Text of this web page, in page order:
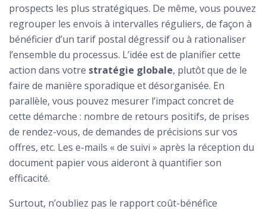
prospects les plus stratégiques. De même, vous pouvez
regrouper les envois à intervalles réguliers, de façon à
bénéficier d’un tarif postal dégressif ou à rationaliser
l’ensemble du processus. L’idée est de planifier cette
action dans votre stratégie globale, plutôt que de le
faire de manière sporadique et désorganisée. En
parallèle, vous pouvez mesurer l’impact concret de
cette démarche : nombre de retours positifs, de prises
de rendez-vous, de demandes de précisions sur vos
offres, etc. Les e-mails « de suivi » après la réception du
document papier vous aideront à quantifier son
efficacité.
Surtout, n’oubliez pas le rapport coût-bénéfice